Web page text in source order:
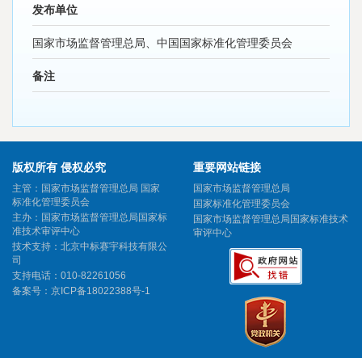
发布单位
国家市场监督管理总局、中国国家标准化管理委员会
备注
版权所有 侵权必究
主管：国家市场监督管理总局 国家
标准化管理委员会
主办：国家市场监督管理总局国家标
准技术审评中心
技术支持：北京中标赛宇科技有限公
司
支持电话：010-82261056
备案号： 京ICP备18022388号-1
重要网站链接
国家市场监督管理总局
国家标准化管理委员会
国家市场监督管理总局国家标准技术
审评中心